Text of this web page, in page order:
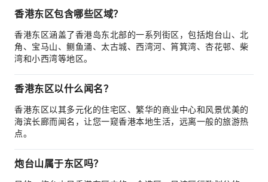
香港东区包含哪些区域？
香港东区涵盖了香港岛东北部的一系列街区，包括炮台山、北
角、宝马山、鲗鱼涌、太古城、西湾河、筲箕湾、杏花邨、柴
湾和小西湾等地区。
香港东区以什么闻名？
香港东区以其多元化的住宅区、繁华的商业中心和风景优美的
海滨长廊而闻名，让您一窥香港本地生活，远离一般的旅游热
点。
炮台山属于东区吗？